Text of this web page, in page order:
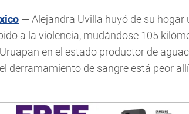
— Alejandra Uvilla huyó de su hogar
a la violencia, mudándose 105
en el estado productor de
derramamiento de sangre está peor